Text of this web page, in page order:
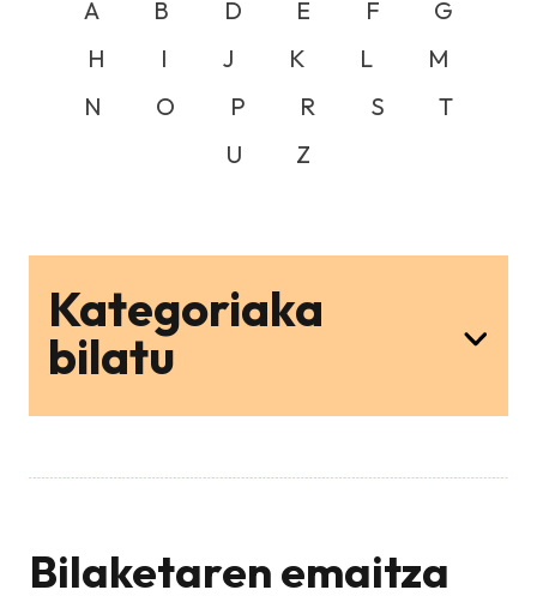
A B D E F
G
H
I J K L
M
N
O P R S
T
U
Z
Kategoriaka
bilatu
Bilaketaren emaitza